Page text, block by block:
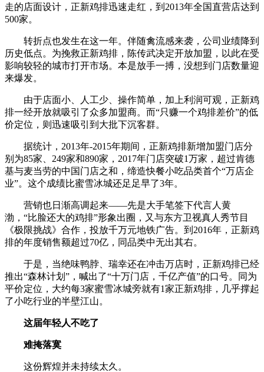
走的店面设计，正新鸡排迅速走红，到2013年全国直营店达到
500家。
转折点也发生在这一年。伴随禽流感来袭，公司业绩降到
历史低点。为挽救正新鸡排，陈传武决定开放加盟，以此在受
影响较轻的城市打开市场。本是放手一搏，没想到门店数量迎
来爆发。
由于店面小、人工少、操作简单，加上利润可观，正新鸡
排一经开放就吸引了众多加盟商。而“只赚一个鸡排差价”的低
价定位，则迅速吸引到大批下沉客群。
据统计，2013年-2015年期间，正新鸡排新增加盟门店分
别为85家、249家和890家，2017年门店突破1万家，超过肯德
基与麦当劳的中国门店之和，缔造快餐小吃品类首个“万店企
业”。这个成绩比蜜雪冰城还足足早了3年。
营销也日渐高调起来——先是大手笔签下代言人黄
渤，“比脸还大的鸡排”形象出圈，又与东方卫视真人秀节目
《极限挑战》合作，投放千万元地铁广告。到2016年，正新鸡
排的年度销售额超过70亿，同品类中无出其右。
于是，当绝味鸭脖、瑞幸还在冲击万店时，正新鸡排已经
推出“森林计划”，喊出了“十万门店，千亿产值”的口号。同为
平价定位，大约每3家蜜雪冰城旁就有1家正新鸡排，几乎撑起
了小吃行业的半壁江山。
这届年轻人不吃了
难掩落寞
这份辉煌并未持续太久。